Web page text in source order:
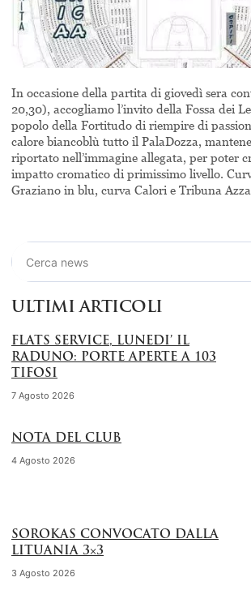
In occasione della partita di giovedì sera
20,30), accogliamo l’invito della Fossa dei
popolo della Fortitudo di riempire di
calore biancoblù tutto il PalaDozza,
riportato nell’immagine allegata, per poter
impatto cromatico di primissimo livello.
Graziano in blu, curva Calori e Tribuna
ULTIMI ARTICOLI
FLATS SERVICE, LUNEDI’ IL
RADUNO: PORTE APERTE A 103
TIFOSI
7 Agosto 2026
NOTA DEL CLUB
4 Agosto 2026
SOROKAS CONVOCATO DALLA
LITUANIA 3×3
3 Agosto 2026